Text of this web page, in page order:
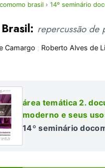
brasil › 14º seminário
repercussão de
Camargo ; Roberto Alves de
área temática 2.
moderno e seus
14º seminário